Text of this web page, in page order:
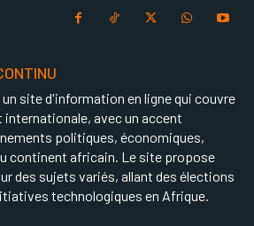
site d'information en ligne qui couvre
avec un accent
politiques, économiques,
continent africain. Le site propose
des sujets variés, allant des élections
technologiques en Afrique.